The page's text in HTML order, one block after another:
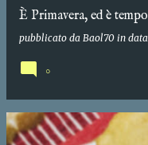
È Primavera, ed è
pubblicato da Baol70 in data
0